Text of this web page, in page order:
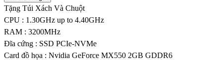
Tặng Túi Xách Và Chuột
CPU : 1.30GHz up to 4.40GHz
RAM : 3200MHz
Đĩa cứng : SSD PCIe-NVMe
Card đồ họa : Nvidia GeForce MX550 2GB GDDR6